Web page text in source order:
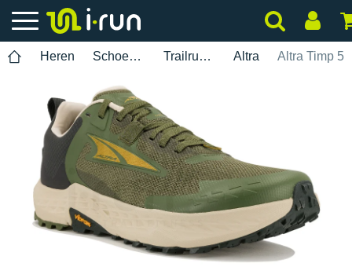
Heren Schoenen Trailrunning Altra Altra Timp 5